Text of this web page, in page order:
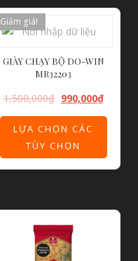
Giảm giá!
GIÀY CHẠY BỘ DO-WIN
MR32203
1,500,000₫ 990,000₫
LỰA CHỌN CÁC
TÙY CHỌN